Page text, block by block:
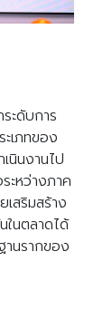
ะดับการ
เภทของ
นินงานไป
ะหว่างภาค
สริมสร้าง
ในตลาดได้
านรากของ